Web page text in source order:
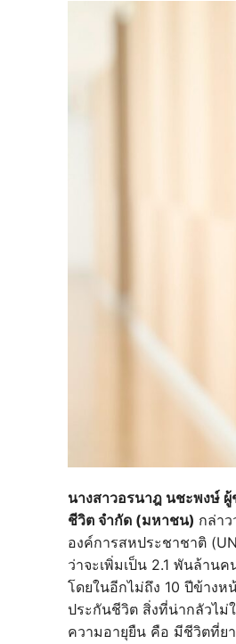
นางสาวอรนาฎ นชะพงษ์
ชีวิต จำกัด (มหาชน) กล่า
องค์การสหประชาชาติ
ว่าจะเพิ่มเป็น 2.1 พันล้าน
โดยในอีกไม่ถึง 10 ปีข้างห
ประกันชีวิต สิ่งที่น่ากลัวไม่
ความอายุยืน คือ มีชีวิตที่ย